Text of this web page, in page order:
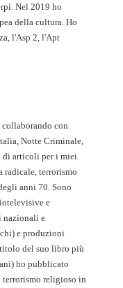
Nel 2019 ho
della cultura. Ho
l'Asp 2, l'Apt
con
Notte Criminale,
articoli per i miei
radicale, terrorismo
anni 70. Sono
e
nazionali e
e produzioni
del suo libro più
ho pubblicato
terrorismo religioso in